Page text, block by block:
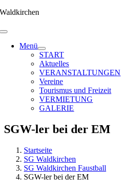
Zum
springen
Waldkirchen
Menü
START
Aktuelles
VERANSTALTUNGEN
Vereine
Tourismus und Freizeit
VERMIETUNG
GALERIE
SGW-ler bei der EM
Startseite
SG Waldkirchen
SG Waldkirchen Faustball
SGW-ler bei der EM